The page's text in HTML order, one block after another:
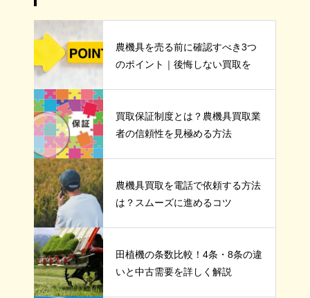
農機具を売る前に確認すべき3つ
のポイント｜後悔しない買取を
買取保証制度とは？農機具買取業
者の信頼性を見極める方法
農機具買取を電話で依頼する方法
は？スムーズに進めるコツ
田植機の条数比較！4条・8条の違
いと中古需要を詳しく解説